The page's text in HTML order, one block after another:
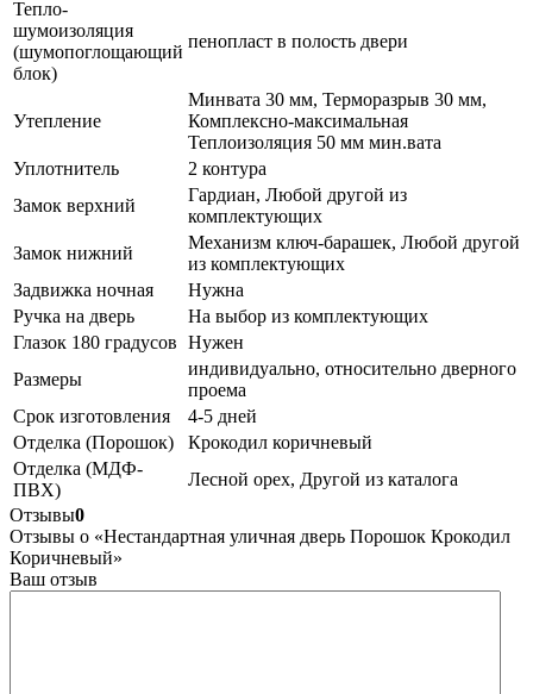
Тепло-
шумоизоляция
(шумопоглощающий
блок)
пенопласт в полость двери
Утепление
Минвата 30 мм, Терморазрыв 30 мм,
Комплексно-максимальная
Теплоизоляция 50 мм мин.вата
Уплотнитель
2 контура
Замок верхний
Гардиан, Любой другой из
комплектующих
Замок нижний
Механизм ключ-барашек, Любой другой
из комплектующих
Задвижка ночная
Нужна
Ручка на дверь
На выбор из комплектующих
Глазок 180 градусов Нужен
Размеры
индивидуально, относительно дверного
проема
Срок изготовления
4-5 дней
Отделка (Порошок)
Крокодил коричневый
Отделка (МДФ-
ПВХ)
Лесной орех, Другой из каталога
Отзывы0
Отзывы о «Нестандартная уличная дверь Порошок Крокодил
Коричневый»
Ваш отзыв